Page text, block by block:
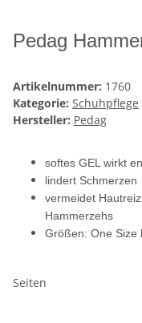
Pedag
Artikelnummer: 1760
Kategorie: Schuhpflege
Hersteller: Pedag
softes GEL wirkt
lindert Schmerzen
vermeidet
Hammerzehs
Größen: One Size
Seiten